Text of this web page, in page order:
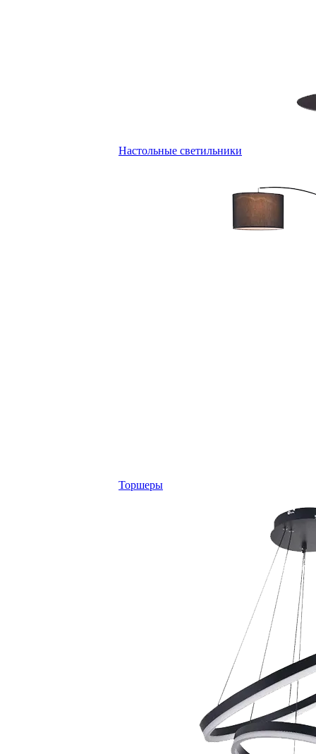
Настольные светильники
Торшеры